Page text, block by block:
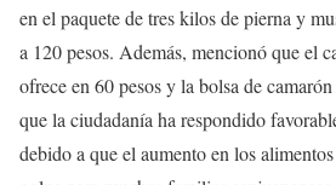
en el paquete de tres kilos de pierna y
a 120 pesos. Además, mencionó que el
ofrece en 60 pesos y la bolsa de
que la ciudadanía ha respondido
debido a que el aumento en los